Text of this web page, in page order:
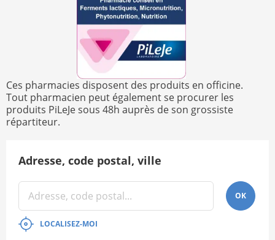
Ces pharmacies disposent des produits en officine.
Tout pharmacien peut également se procurer les
produits PiLeJe sous 48h auprès de son grossiste
répartiteur.
Adresse, code postal, ville
OK
LOCALISEZ-MOI